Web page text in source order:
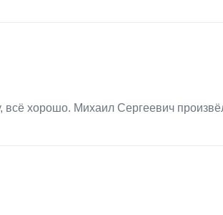
всё хорошо. Михаил Сергеевич